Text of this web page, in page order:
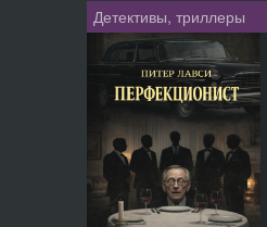
Детективы, триллеры